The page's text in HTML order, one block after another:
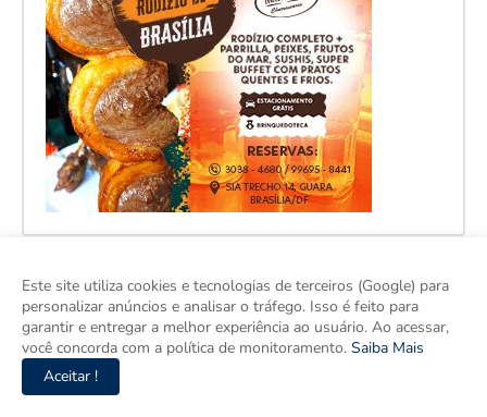
Este site utiliza cookies e tecnologias de terceiros (Google) para
personalizar anúncios e analisar o tráfego. Isso é feito para
garantir e entregar a melhor experiência ao usuário. Ao acessar,
você concorda com a política de monitoramento. Saiba Mais
Aceitar !